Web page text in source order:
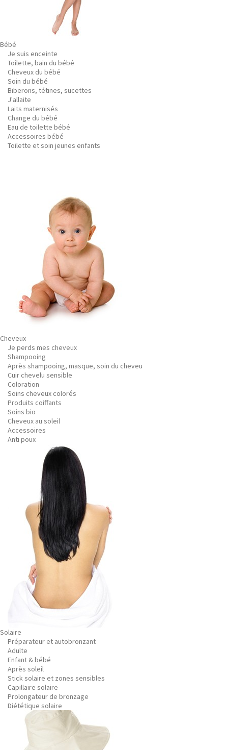
Bébé
Je suis enceinte
Toilette, bain du bébé
Cheveux du bébé
Soin du bébé
Biberons, tétines, sucettes
J'allaite
Laits maternisés
Change du bébé
Eau de toilette bébé
Accessoires bébé
Toilette et soin jeunes enfants
Cheveux
Je perds mes cheveux
Shampooing
Après shampooing, masque, soin du cheveu
Cuir chevelu sensible
Coloration
Soins cheveux colorés
Produits coiffants
Soins bio
Cheveux au soleil
Accessoires
Anti poux
Solaire
Préparateur et autobronzant
Adulte
Enfant & bébé
Après soleil
Stick solaire et zones sensibles
Capillaire solaire
Prolongateur de bronzage
Diététique solaire